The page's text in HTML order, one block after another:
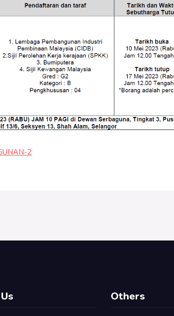
2
Others